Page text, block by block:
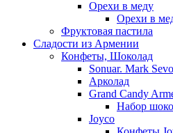
Орехи в меду
Орехи в
Фруктовая пастила
Сладости из Армении
Конфеты, Шоколад
Sonuar. Mark
Арколад
Grand Candy
Набор
Joyco